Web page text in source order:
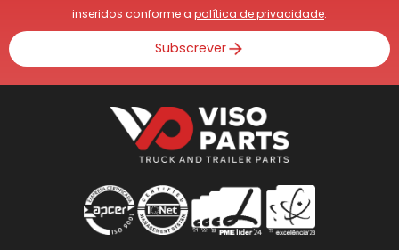
inseridos conforme a política de privacidade.
Subscrever